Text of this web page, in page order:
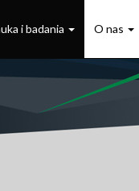
i badania O nas